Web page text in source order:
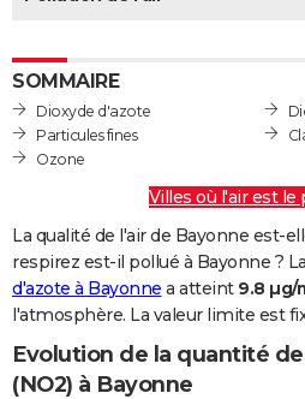
GUIDES D'ACHAT
BONS PLANS
Dictionnaire
Biographies
Citations
Expressions
Proverbes
PROGRAMME TV
COPAINS D'AVANT
S'inscrire
Se connecter
Lycées
Collèges
Primaires
Universités
Entreprises
Service militaire
Avis de recherche
SOMMAIRE
Dioxyde d'azote
Particules fines
Ozone
Villes où l'air est le
La qualité de l'air de Bayonne est-
respirez est-il pollué à Bayonne ?
d'azote à Bayonne a atteint 9.8 µg/
l'atmosphère. La valeur limite est
Evolution de la quantité
(NO2) à Bayonne